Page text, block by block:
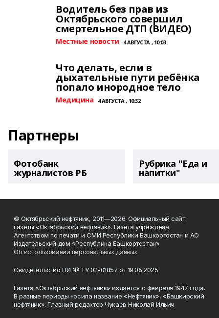
Водитель без прав из
Октябрьского совершил
смертельное ДТП (ВИДЕО)
Местные новости 4 АВГУСТА , 10:03
Что делать, если в
дыхательные пути ребёнка
попало инородное тело
Медицина 4 АВГУСТА , 10:32
Партнеры
Фотобанк
журналистов РБ
Рубрика "Еда и
напитки"
© Октябрьский нефтяник, 2011—2026. Официальный сайт
газеты «Октябрьский нефтяник». Газета учреждена
Агентством по печати и СМИ Республики Башкортостан и АО
Издательский дом «Республика Башкортостан»
Об использовании персональных данных
Свидетельство ПИ № ТУ 02-01857 от 19.05.2025
Газета «Октябрьский нефтяник» издается с февраля 1947 года.
В разные периоды носила название «Нефтяник», «Башкирский
нефтяник». Главный редактор Чукаев Николай Ильич